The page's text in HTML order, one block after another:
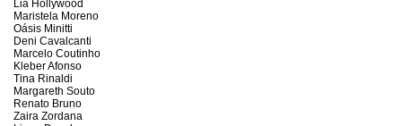
Lia Hollywood
Maristela Moreno
Oásis Minitti
Deni Cavalcanti
Marcelo Coutinho
Kleber Afonso
Tina Rinaldi
Margareth Souto
Renato Bruno
Zaira Zordana